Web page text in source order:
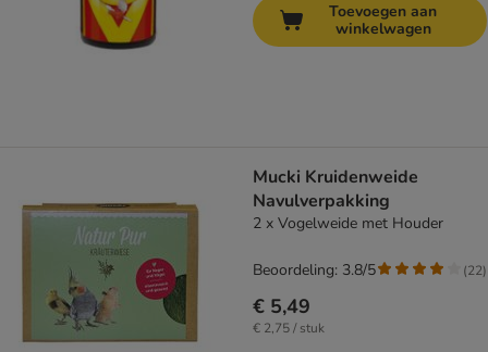
Toevoegen aan
winkelwagen
Mucki Kruidenweide
Navulverpakking
2 x Vogelweide met Houder
€ 5,49
€ 2,75 / stuk
Beoordeling: 3.8/5 (22)